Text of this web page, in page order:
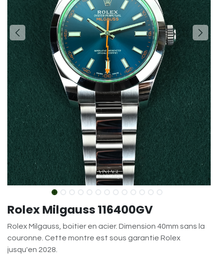
Rolex Milgauss 116400GV
Rolex Milgauss, boitier en acier. Dimension 40mm sans la
couronne. Cette montre est sous garantie Rolex
jusqu'en 2028.